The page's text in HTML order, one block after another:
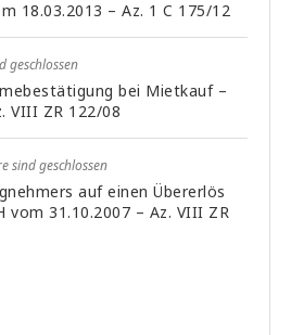
18.03.2013 – Az. 1 C 175/12
geschlossen
bei Mietkauf –
VIII ZR 122/08
sind geschlossen
auf einen Übererlös
vom 31.10.2007 – Az. VIII ZR